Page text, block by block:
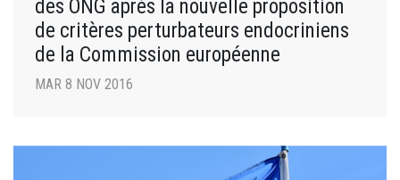
des ONG après la nouvelle proposition
de critères perturbateurs endocriniens
de la Commission européenne
MAR 8 NOV 2016